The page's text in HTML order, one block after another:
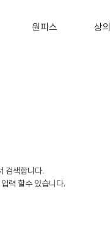
원피스 상의
검색합니다.
력 할수 있습니다.